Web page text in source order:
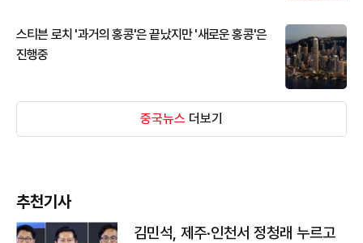
스티븐 로치 '과거의 홍콩'은 끝났지만 '새로운 홍콩'은
진행중
중국뉴스 더보기
추천기사
김민석, 제주·인천서 정청래 누르고